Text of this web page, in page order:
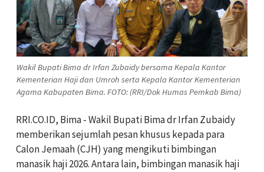
Wakil Bupati Bima dr Irfan Zubaidy bersama Kepala Kantor
Kementerian Haji dan Umroh serta Kepala Kantor Kementerian
Agama Kabupaten Bima. FOTO: (RRI/Dok Humas Pemkab Bima)
RRI.CO.ID, Bima - Wakil Bupati Bima dr Irfan Zubaidy
memberikan sejumlah pesan khusus kepada para
Calon Jemaah (CJH) yang mengikuti bimbingan
manasik haji 2026. Antara lain, bimbingan manasik haji